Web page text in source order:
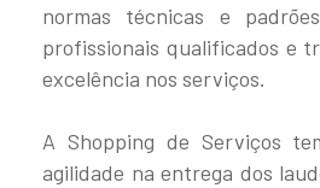
normas técnicas e
profissionais qualificados e
excelência nos serviços.
A Shopping de Serviços
agilidade na entrega dos